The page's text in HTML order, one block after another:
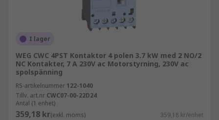
I lager
WEG CWC 4PST Kontaktor 4 polen 3.7 kW med 2 NO/2
NC Kontakter, 7 A 230V ac Motorstyrning, 230V ac
spolspänning
RS-artikelnummer 122-1040
Tillv. art.nr CWC07-00-22D24
Antal (1 enhet)
359,18 kr(exkl. moms) 359,18 kr/enhet